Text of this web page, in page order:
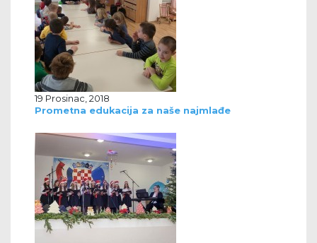
19 Prosinac, 2018
Prometna edukacija za naše najmlađe